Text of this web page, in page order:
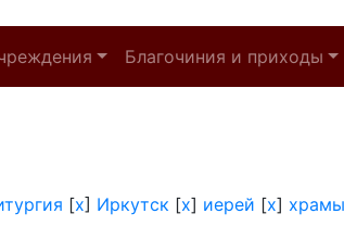
Благочиния и приходы
[x] Иркутск [x] иерей [x]